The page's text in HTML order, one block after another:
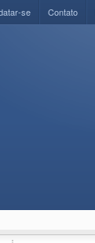
se Contato